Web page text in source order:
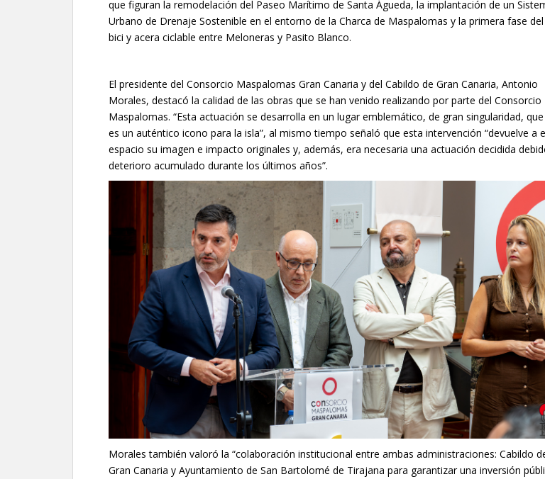
que figuran la remodelación del Paseo Marítimo de Santa Águeda, la implantación de un
Urbano de Drenaje Sostenible en el entorno de la Charca de Maspalomas y la primera fase
bici y acera ciclable entre Meloneras y Pasito Blanco.
El presidente del Consorcio Maspalomas Gran Canaria y del Cabildo de Gran Canaria, Antonio
Morales, destacó la calidad de las obras que se han venido realizando por parte del Consorcio
Maspalomas. “Esta actuación se desarrolla en un lugar emblemático, de gran singularidad,
es un auténtico icono para la isla”, al mismo tiempo señaló que esta intervención “devuelve a
espacio su imagen e impacto originales y, además, era necesaria una actuación decidida
deterioro acumulado durante los últimos años”.
Morales también valoró la “colaboración institucional entre ambas administraciones: Cabildo
Gran Canaria y Ayuntamiento de San Bartolomé de Tirajana para garantizar una inversión